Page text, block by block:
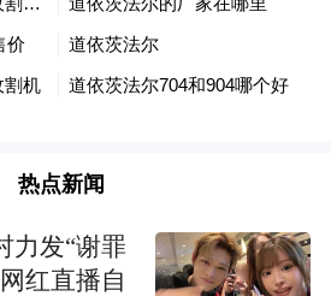
热点新闻
力发“谢罪
红直播自